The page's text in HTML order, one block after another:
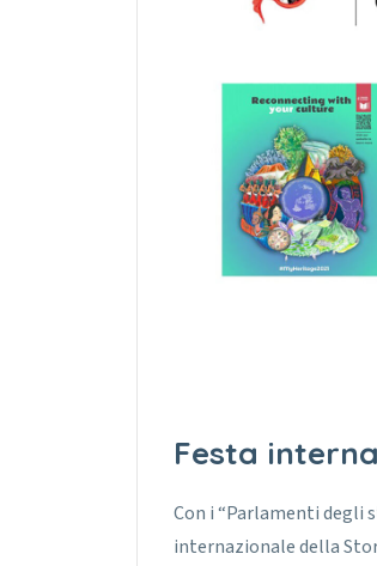
Festa
Con i “Parlamenti degli
internazionale della